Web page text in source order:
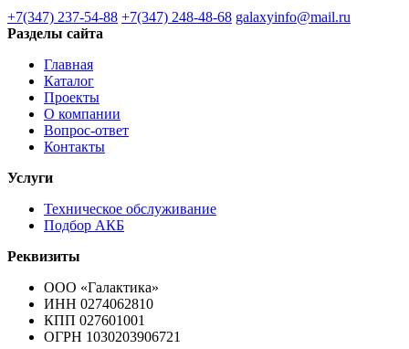
+7(347) 237-54-88 +7(347) 248-48-68 galaxyinfo@mail.ru
Разделы сайта
Главная
Каталог
Проекты
О компании
Вопрос-ответ
Контакты
Услуги
Техническое обслуживание
Подбор АКБ
Реквизиты
ООО «Галактика»
ИНН 0274062810
КПП 027601001
ОГРН 1030203906721